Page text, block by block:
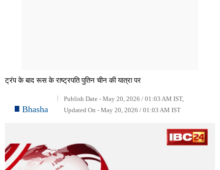
ट्रंप के बाद रूस के राष्ट्रपति पुतिन चीन की यात्रा पर
Bhasha
Publish Date - May 20, 2026 / 01:03 AM IST,
Updated On - May 20, 2026 / 01:03 AM IST